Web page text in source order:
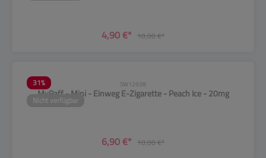
4,90 €* 10,00 €*
31%
Nicht verfügbar
SW12938
MyPaff - Mini - Einweg E-Zigarette - Peach Ice - 20mg
6,90 €* 10,00 €*